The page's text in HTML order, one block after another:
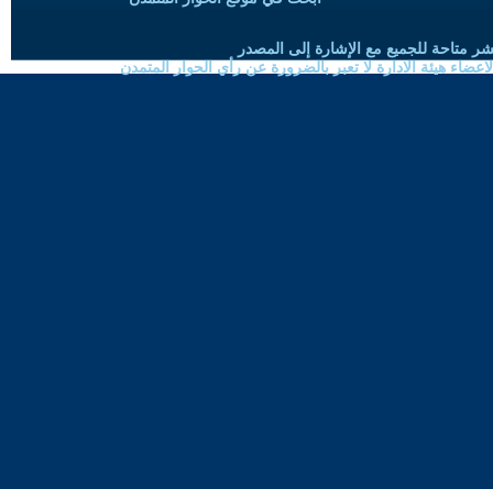
متاحة للجميع مع الإشارة إلى المصدر
هيئة الادارة لا تعبر بالضرورة عن رأي الحوار المتمدن